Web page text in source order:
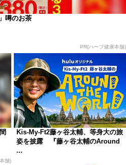
噂のお茶
PR(ハーブ健康本舗)
舗)
Kis-My-Ft2藤ヶ谷太輔、等身大の旅
姿を披露 『藤ヶ谷太輔のAround
...